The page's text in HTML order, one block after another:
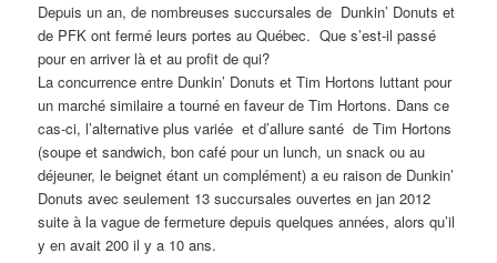
Depuis un an, de nombreuses succursales de Dunkin’ Donuts et
de PFK ont fermé leurs portes au Québec. Que s’est-il passé
pour en arriver là et au profit de qui?
La concurrence entre Dunkin’ Donuts et Tim Hortons luttant pour
un marché similaire a tourné en faveur de Tim Hortons. Dans ce
cas-ci, l’alternative plus variée et d’allure santé de Tim Hortons
(soupe et sandwich, bon café pour un lunch, un snack ou au
déjeuner, le beignet étant un complément) a eu raison de Dunkin’
Donuts avec seulement 13 succursales ouvertes en jan 2012
suite à la vague de fermeture depuis quelques années, alors qu’il
y en avait 200 il y a 10 ans.